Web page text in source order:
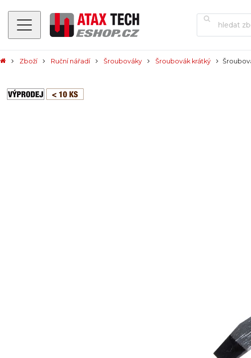
Zboží Ruční nářadí Šroubováky Šroubovák krátký